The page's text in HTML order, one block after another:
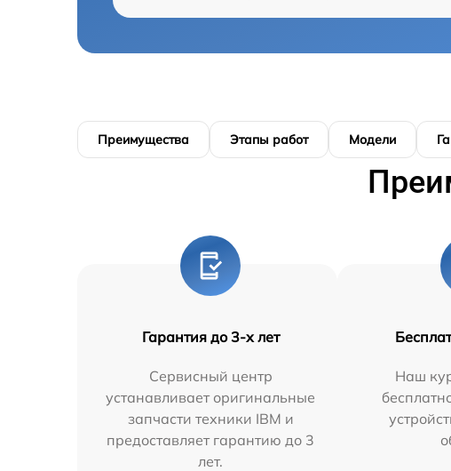
Преимущества Этапы работ Модели
Гарантия до 3-х лет
Сервисный центр
устанавливает оригинальные
запчасти техники IBM и
предоставляет гарантию до 3
лет.
Наш